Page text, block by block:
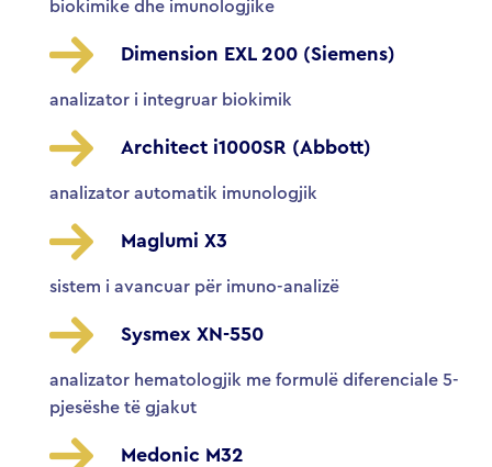
biokimike dhe imunologjike
Dimension EXL 200 (Siemens)
analizator i integruar biokimik
Architect i1000SR (Abbott)
analizator automatik imunologjik
Maglumi X3
sistem i avancuar për imuno-analizë
Sysmex XN-550
analizator hematologjik me formulë diferenciale 5-
pjesëshe të gjakut
Medonic M32